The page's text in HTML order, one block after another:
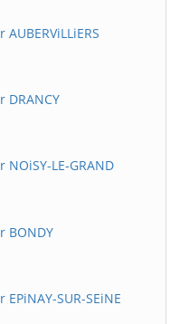
LE-GRAND
BONDY
SUR-SEiNE